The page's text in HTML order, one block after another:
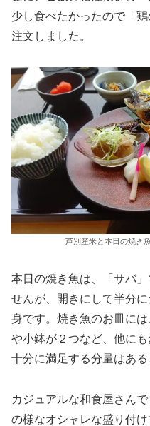
少し食べたかったので「
注文しました。
芦別産米と本日の焼き
本日の焼き魚は、「サバ
せんが、開きにして半分
身です。焼き魚のお皿に
や小鉢が２つなど、他に
十分に満足する分量はある
カジュアルな和食屋さん
の様なオシャレな盛り付